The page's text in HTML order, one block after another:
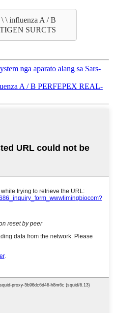
\ influenza A / B
SURCTS
nga aparato alang sa Sars-
A / B PERFEPEX REAL-